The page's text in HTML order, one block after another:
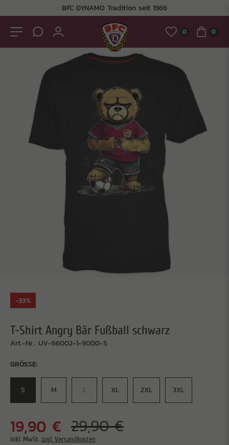
BFC DYNAMO Tradition seit 1966
0 0
-33%
T-Shirt Angry Bär Fußball schwarz
Art.-Nr.: UV-66002-1-9000-S
GRÖSSE:
S M L XL 2XL 3XL
19,90 € 29,90 €
inkl. MwSt. zzgl. Versandkosten